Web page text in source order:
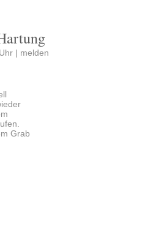
| melden
Grab